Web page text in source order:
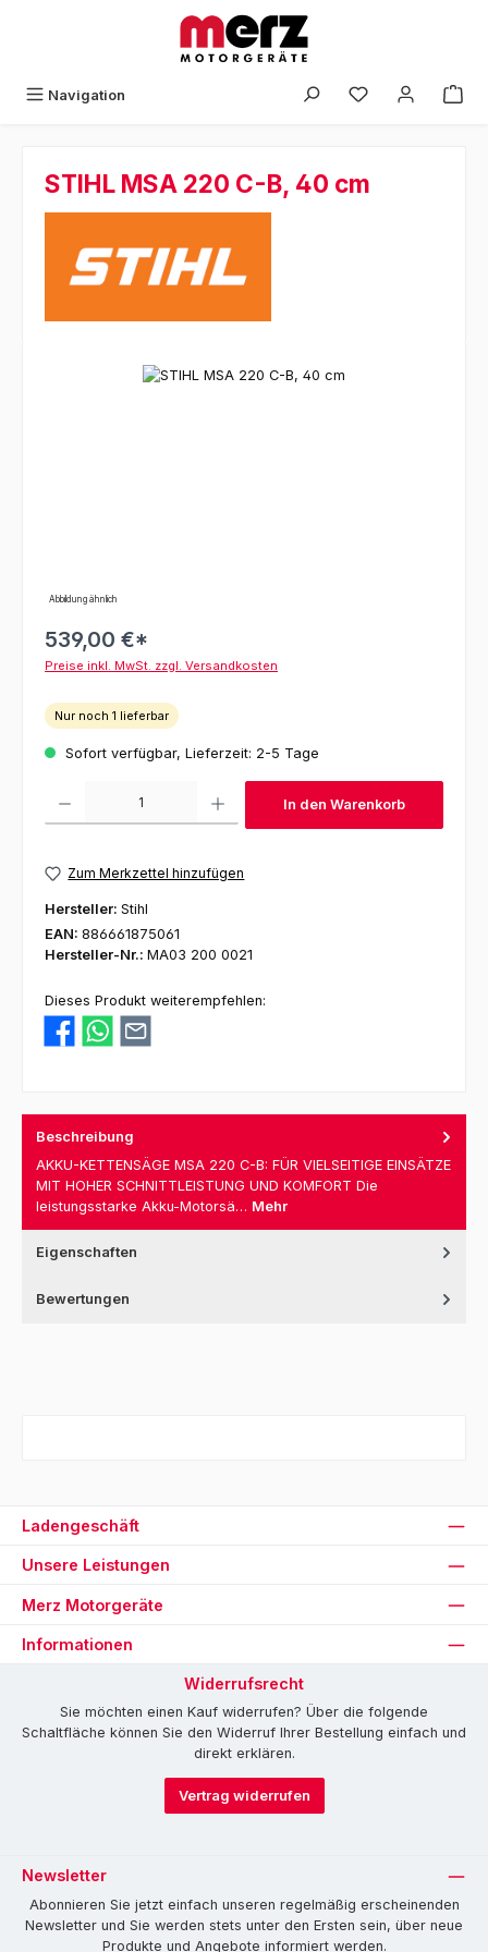
Navigation
STIHL MSA 220 C-B, 40 cm
Bildergalerie überspringen
Abbildung ähnlich
539,00 €*
Preise inkl. MwSt. zzgl. Versandkosten
Nur noch 1 lieferbar
Sofort verfügbar, Lieferzeit: 2-5 Tage
In den Warenkorb
Zum Merkzettel hinzufügen
Hersteller: Stihl
EAN: 886661875061
Hersteller-Nr.: MA03 200 0021
Dieses Produkt weiterempfehlen:
Beschreibung
AKKU-KETTENSÄGE MSA 220 C-B: FÜR VIELSEITIGE EINSÄTZE
MIT HOHER SCHNITTLEISTUNG UND KOMFORT Die
leistungsstarke Akku-Motorsä… Mehr
Eigenschaften
Bewertungen
Ladengeschäft
Unsere Leistungen
Merz Motorgeräte
Informationen
Widerrufsrecht
Sie möchten einen Kauf widerrufen? Über die folgende
Schaltfläche können Sie den Widerruf Ihrer Bestellung einfach und
direkt erklären.
Vertrag widerrufen
Newsletter
Abonnieren Sie jetzt einfach unseren regelmäßig erscheinenden
Newsletter und Sie werden stets unter den Ersten sein, über neue
Produkte und Angebote informiert werden.